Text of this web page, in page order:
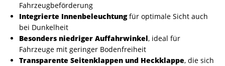
Fahrzeugbeförderung
Integrierte Innenbeleuchtungfür optimale Sicht auch
bei Dunkelheit
Besonders niedriger Auffahrwinkel, ideal für
Fahrzeuge mit geringer Bodenfreiheit
Transparente Seitenklappen und Heckklappe, die sich